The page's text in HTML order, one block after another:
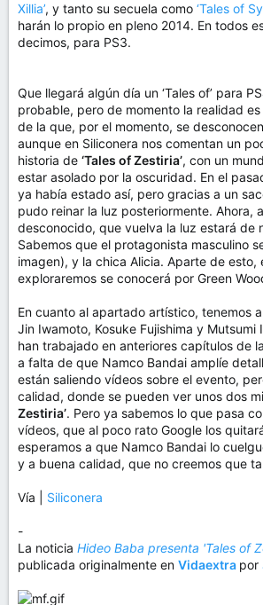
Xillia’, y tanto su secuela como ‘Tales of
harán lo propio en pleno 2014. En todos
decimos, para PS3.
Que llegará algún día un ‘Tales of’ para
probable, pero de momento la realidad
de la que, por el momento, se
aunque en Siliconera nos comentan un
historia de ‘Tales of Zestiria’, con un
estar asolado por la oscuridad. En el
ya había estado así, pero gracias a un
pudo reinar la luz posteriormente. Ahora,
desconocido, que vuelva la luz estará de
Sabemos que el protagonista masculino
imagen), y la chica Alicia. Aparte de esto,
exploraremos se conocerá por Green
En cuanto al apartado artístico, tenemos
Jin Iwamoto, Kosuke Fujishima y Mutsumi
han trabajado en anteriores capítulos de
a falta de que Namco Bandai amplíe
están saliendo vídeos sobre el evento,
calidad, donde se pueden ver unos dos
Zestiria’. Pero ya sabemos lo que pasa
vídeos, que al poco rato Google los
esperamos a que Namco Bandai lo
y a buena calidad, que no creemos que
Vía | Siliconera
-
La noticia Hideo Baba presenta 'Tales of
publicada originalmente en Vidaextra por